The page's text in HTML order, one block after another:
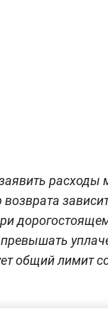
расходы
общий лимит